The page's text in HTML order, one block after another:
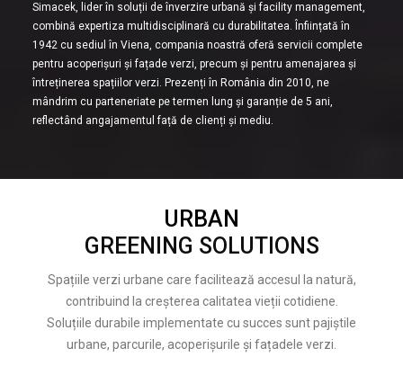
Simacek, lider în soluții de înverzire urbană și facility management,
combină expertiza multidisciplinară cu durabilitatea. Înființată în
1942 cu sediul în Viena, compania noastră oferă servicii complete
pentru acoperișuri și fațade verzi, precum și pentru amenajarea și
întreținerea spațiilor verzi. Prezenți în România din 2010, ne
mândrim cu parteneriate pe termen lung și garanție de 5 ani,
reflectând angajamentul față de clienți și mediu.
URBAN
GREENING SOLUTIONS
Spațiile verzi urbane care facilitează accesul la natură,
contribuind la creșterea calitatea vieții cotidiene.
Soluțiile durabile implementate cu succes sunt pajiștile
urbane, parcurile, acoperișurile și fațadele verzi.